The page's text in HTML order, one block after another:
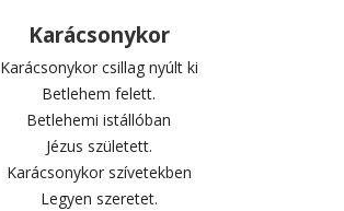
Karácsonykor
Karácsonykor csillag nyúlt ki
Betlehem felett.
Betlehemi istállóban
Jézus született.
Karácsonykor szívetekben
Legyen szeretet.